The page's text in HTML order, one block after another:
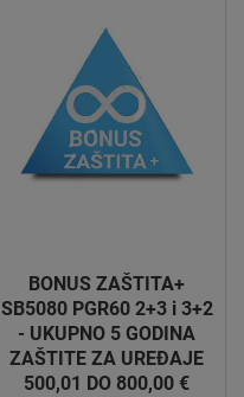
BONUS ZAŠTITA+
SB5080 PGR60 2+3 i 3+2
- UKUPNO 5 GODINA
ZAŠTITE ZA UREĐAJE
500,01 DO 800,00 €